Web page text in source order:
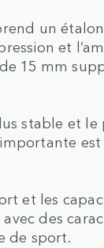
un
et
15 mm
stable et
et les
avec des
de sport.